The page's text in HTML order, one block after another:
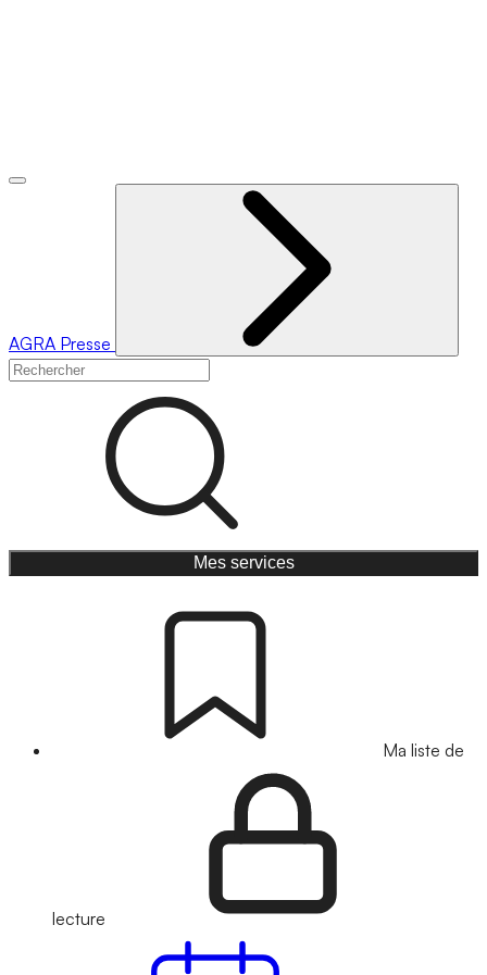
AGRA Presse
Mes services
Ma liste de
lecture